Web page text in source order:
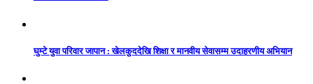
घुम्टे युवा परिवार जापान : खेलकुददेखि शिक्षा र मानवीय सेवासम्म उदाहरणीय अभियान